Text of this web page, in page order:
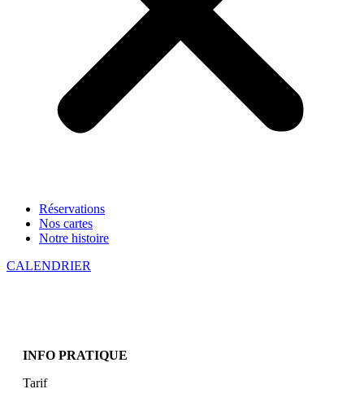
Réservations
Nos cartes
Notre histoire
CALENDRIER
INFO PRATIQUE
Tarif